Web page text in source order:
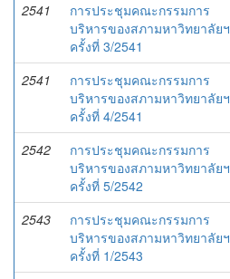
2541
การประชุมคณะกรรมการ
บริหารของสภามหาวิทยาลัยฯ
ครั้งที่ 3/2541
2541
การประชุมคณะกรรมการ
บริหารของสภามหาวิทยาลัยฯ
ครั้งที่ 4/2541
2542
การประชุมคณะกรรมการ
บริหารของสภามหาวิทยาลัยฯ
ครั้งที่ 5/2542
2543
การประชุมคณะกรรมการ
บริหารของสภามหาวิทยาลัยฯ
ครั้งที่ 1/2543